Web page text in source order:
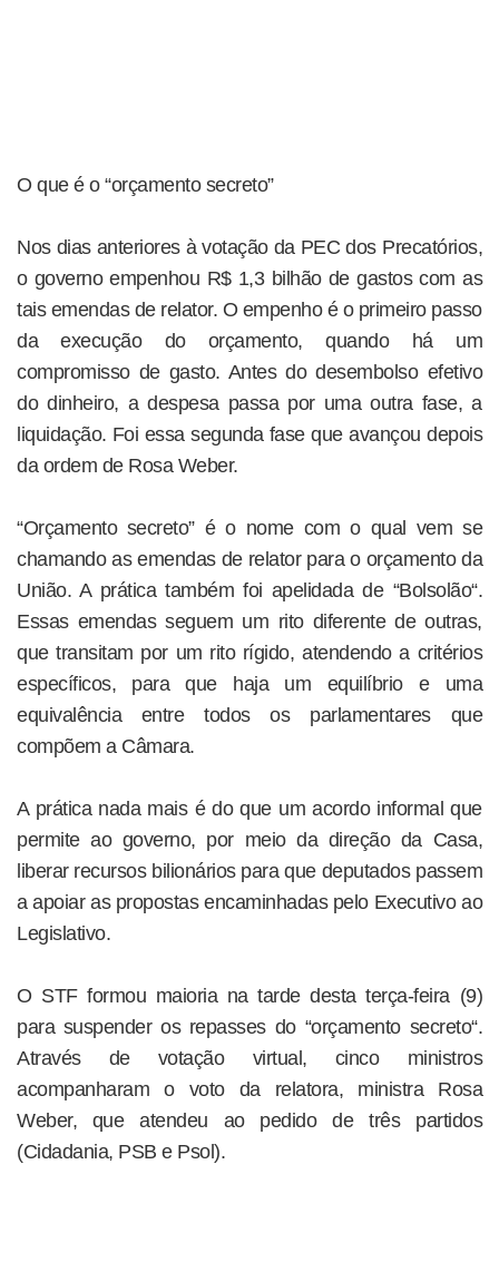
O que é o “orçamento secreto”
Nos dias anteriores à votação da PEC dos Precatórios,
o governo empenhou R$ 1,3 bilhão de gastos com as
tais emendas de relator. O empenho é o primeiro passo
da execução do orçamento, quando há um
compromisso de gasto. Antes do desembolso efetivo
do dinheiro, a despesa passa por uma outra fase, a
liquidação. Foi essa segunda fase que avançou depois
da ordem de Rosa Weber.
“Orçamento secreto” é o nome com o qual vem se
chamando as emendas de relator para o orçamento da
União. A prática também foi apelidada de “Bolsolão“.
Essas emendas seguem um rito diferente de outras,
que transitam por um rito rígido, atendendo a critérios
específicos, para que haja um equilíbrio e uma
equivalência entre todos os parlamentares que
compõem a Câmara.
A prática nada mais é do que um acordo informal que
permite ao governo, por meio da direção da Casa,
liberar recursos bilionários para que deputados passem
a apoiar as propostas encaminhadas pelo Executivo ao
Legislativo.
O STF formou maioria na tarde desta terça-feira (9)
para suspender os repasses do “orçamento secreto“.
Através de votação virtual, cinco ministros
acompanharam o voto da relatora, ministra Rosa
Weber, que atendeu ao pedido de três partidos
(Cidadania, PSB e Psol).